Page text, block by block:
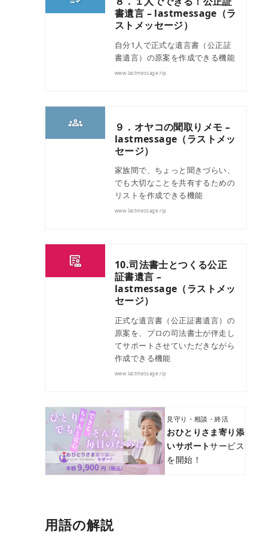
書遺言 – lastmessage（ラ
ストメッセージ）
自分1人で正式な遺言書（公正証
書遺言）の原案を作成できる機能
www.lastmessage.rip
９．オヤコの聞取りメモ –
lastmessage（ラストメッ
セージ）
家族間で、ちょっと聞きづらい、
でも大切なことを共有するための
リストを作成できる機能
www.lastmessage.rip
10.司法書士とつくる公正
証書遺言 –
lastmessage（ラストメッ
セージ）
正式な遺言書（公正証書遺言）の
原案を、プロの司法書士が伴走し
てサポートさせていただきながら
作成できる機能
www.lastmessage.rip
見守り・相談・終活
おひとりさま寄り添
いサポートサービス
を開始！
用語の解説